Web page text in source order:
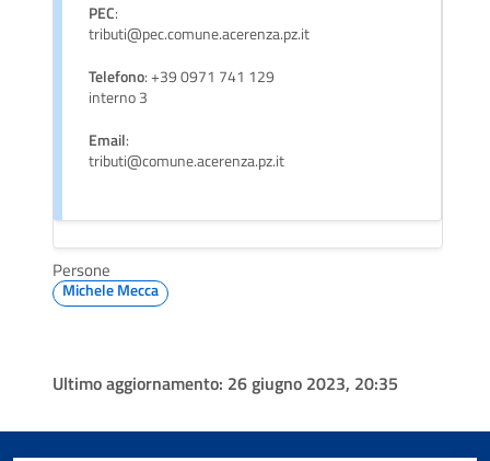
PEC:
tributi@pec.comune.acerenza.pz.it
Telefono: +39 0971 741 129
interno 3
Email:
tributi@comune.acerenza.pz.it
Persone
Michele Mecca
Ultimo aggiornamento: 26 giugno 2023, 20:35